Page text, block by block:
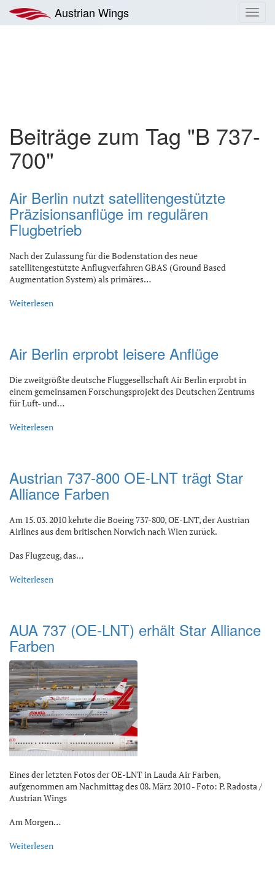
Inhalt
springen
Austrian Wings
Beiträge zum Tag "B 737-
700"
Air Berlin nutzt satellitengestützte
Präzisionsanflüge im regulären
Flugbetrieb
Nach der Zulassung für die Bodenstation des neue
satellitengestützte Anflugverfahren GBAS (Ground Based
Augmentation System) als primäres…
Weiterlesen
Air Berlin erprobt leisere Anflüge
Die zweitgrößte deutsche Fluggesellschaft Air Berlin erprobt in
einem gemeinsamen Forschungsprojekt des Deutschen Zentrums
für Luft- und…
Weiterlesen
Austrian 737-800 OE-LNT trägt Star
Alliance Farben
Am 15. 03. 2010 kehrte die Boeing 737-800, OE-LNT, der Austrian
Airlines aus dem britischen Norwich nach Wien zurück.
Das Flugzeug, das…
Weiterlesen
AUA 737 (OE-LNT) erhält Star Alliance
Farben
Eines der letzten Fotos der OE-LNT in Lauda Air Farben,
aufgenommen am Nachmittag des 08. März 2010 - Foto: P. Radosta /
Austrian Wings
Am Morgen…
Weiterlesen